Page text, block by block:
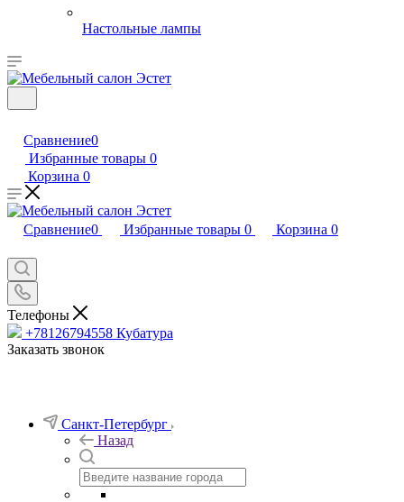
Настольные лампы
Сравнение0
Избранные товары 0
Корзина 0
Сравнение0 Избранные товары 0 Корзина 0
Телефоны
+78126794558 Кубатура
Заказать звонок
Санкт-Петербург
Назад